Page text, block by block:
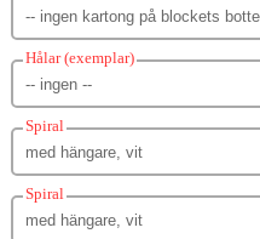
Hålar (exemplar)
Spiral
Spiral